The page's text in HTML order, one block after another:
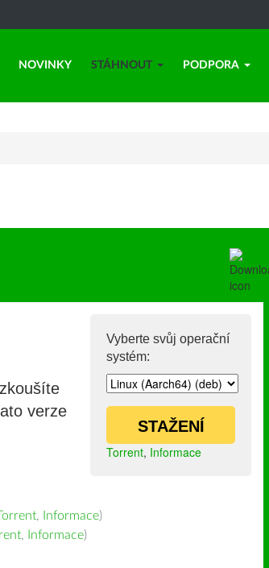
NOVINKY STÁHNOUT PODPORA
Vyberte svůj operační
systém:
STAŽENÍ
Torrent, Informace
verze
, Informace)
, Informace)